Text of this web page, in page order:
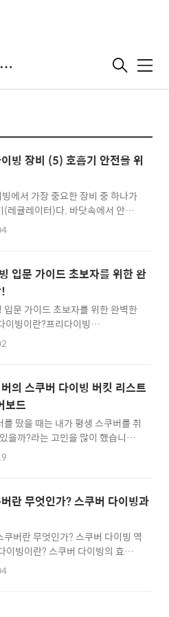
바다를 사랑하는 초보 다이버 메
빙 장비 (5) 호흡기 안전을 위
에서 가장 중요한 장비 중 하나가
(레귤레이터)다. 바닷속에서 안전
숨을 쉬려면 신뢰할 수 있는 호흡
번 글에서는 추천할 만한 스쿠버
기를 소개하고, 선택 시 고려해야 할
리했다.최고의 스쿠버다이빙 호흡
51️⃣ Apeks XTX200✅ 장점: 강력
은 수심에서도 안정적인 공기 공급
밀봉 시스템 적용으로 오염 방지,
급 다이버들 사이에서 인기가 많
시스템 덕분에 차가운 물에서도
입문 가이드 초보자를 위한 완
입문 가이드 초보자를 위한 완벽한
이빙이란?프리다이빙
은 공기통 없이 자신의 숨만으로
바다에서 자유롭게 유영할 수 있는
니다. 최근 웰빙 트렌드와 맞물려 심
자연과의 교감을 위해 프리다이빙
사람들이 많아지고 있습니다. 저의
버 다이빙을 하면서 프리 다이빙을
것 같다고 생각해 도전하게 되었는
느꼈어요.프리다이빙을 배우면 좋
과의 교감: 공기통 없이 바닷속을
생물과 가까이 만날 ..
의 스쿠버 다이빙 버킷 리스트
보드
를 땄을 때는 내가 평생 스쿠버를 취
을까?라는 고민을 많이 했습니다.
볼 것이라곤 노란색 범돔 무리들과
었는데요. 다양한 다이빙 포인트들
, 좋아하는 타입의 다이빙을 찾아보
건 가야 한다는 다짐을 하게 만드는
이빙이 있었습니다. 초보 다이버인
버 다이빙 버킷 리스트가 있습니
째는 리브어보드인데요.
란 무엇인가? 스쿠버 다이빙과
쿠버란 무엇인가? 스쿠버 다이빙 역
이빙이란? 스쿠버 다이빙의 효과
장비 스킨스쿠버란 무엇인가? 평